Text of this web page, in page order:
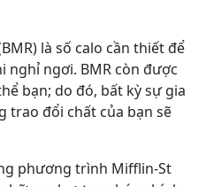
là số calo cần thiết để
ngơi. BMR còn được
bạn; do đó, bất kỳ sự gia
đổi chất của bạn sẽ
phương trình Mifflin-St